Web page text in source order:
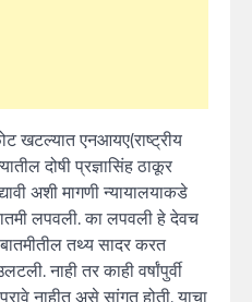
खटल्यात एनआयए(राष्ट्रीय
दोषी प्रज्ञासिंह ठाकूर
अशी मागणी न्यायालयाकडे
लपवली. का लपवली हे देवच
तथ्य सादर करत
नाही तर काही वर्षांपुर्वी